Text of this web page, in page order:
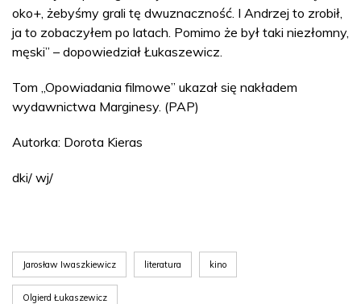
oko+, żebyśmy grali tę dwuznaczność. I Andrzej to zrobił,
ja to zobaczyłem po latach. Pomimo że był taki niezłomny,
męski” – dopowiedział Łukaszewicz.
Tom „Opowiadania filmowe” ukazał się nakładem
wydawnictwa Marginesy. (PAP)
Autorka: Dorota Kieras
dki/ wj/
Jarosław Iwaszkiewicz literatura kino
Olgierd Łukaszewicz